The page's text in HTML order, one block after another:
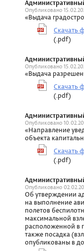
Опубликовано
«Выдача
Скачать
(.pdf)
Опубликовано
«Выдача
Скачать
(.pdf)
Опубликовано
«Направление
объекта
Скачать
(.pdf)
Опубликовано
Об утверждении
на выполнение
полетов
максимальной
расположенной в
также посадка
опубликованы в